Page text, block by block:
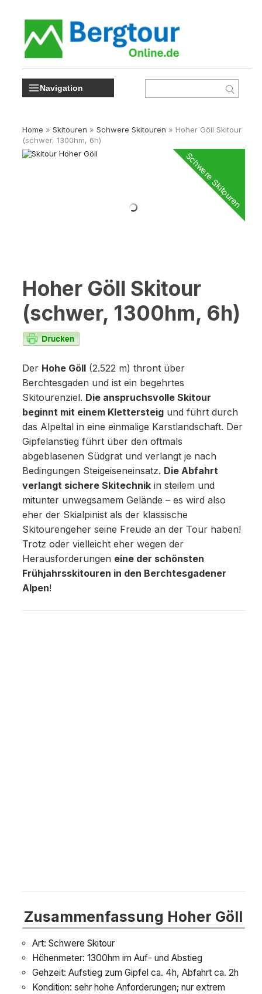
Navigation
Home » Skitouren » Schwere Skitouren » Hoher Göll Skitour
(schwer, 1300hm, 6h)
Schwere Skitouren
Hoher Göll Skitour
(schwer, 1300hm, 6h)
Der Hohe Göll(2.522 m) thront über
Berchtesgaden und ist ein begehrtes
Skitourenziel. Die anspruchsvolle Skitour
beginnt mit einem Klettersteigund führt durch
das Alpeltal in eine einmalige Karstlandschaft. Der
Gipfelanstieg führt über den oftmals
abgeblasenen Südgrat und verlangt je nach
Bedingungen Steigeiseneinsatz. Die Abfahrt
verlangt sichere Skitechnikin steilem und
mitunter unwegsamem Gelände – es wird also
eher der Skialpinist als der klassische
Skitourengeher seine Freude an der Tour haben!
Trotz oder vielleicht eher wegen der
Herausforderungen eine der schönsten
Frühjahrsskitouren in den Berchtesgadener
Alpen!
Zusammenfassung Hoher Göll
Art: Schwere Skitour
Höhenmeter: 1300hm im Auf- und Abstieg
Gehzeit: Aufstieg zum Gipfel ca. 4h, Abfahrt ca. 2h
Kondition: sehr hohe Anforderungen; nur extrem